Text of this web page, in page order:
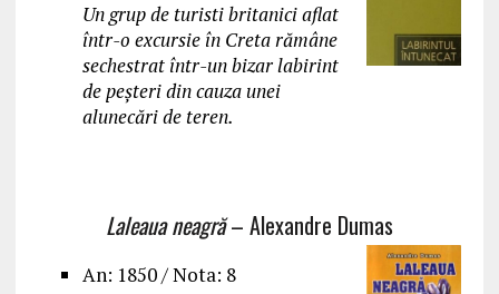
Un grup de turisti britanici aflat
într-o excursie în Creta rămâne
sechestrat într-un bizar labirint
de peşteri din cauza unei
alunecări de teren.
Laleaua neagră– Alexandre Dumas
An: 1850 / Nota: 8